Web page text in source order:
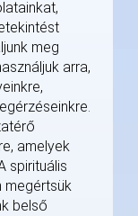
meg
arra,
amelyek
spirituális
megértsük
belső